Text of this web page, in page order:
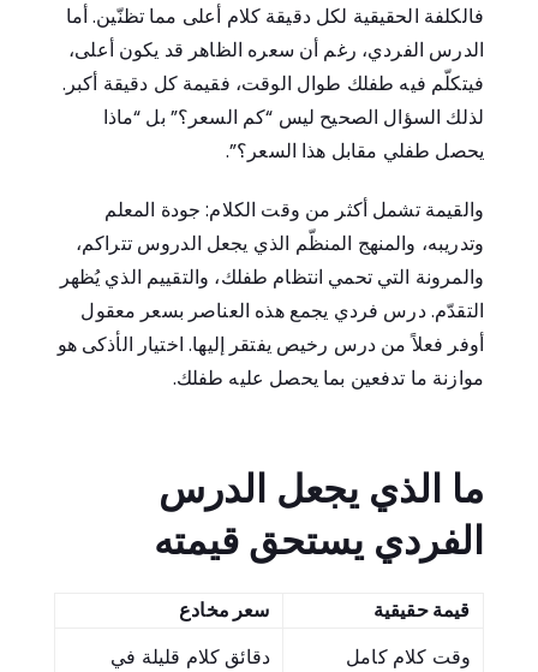
فالكلفة الحقيقية لكل دقيقة كلام أعلى مما تظنّين. أما
الدرس الفردي، رغم أن سعره الظاهر قد يكون أعلى،
فيتكلّم فيه طفلك طوال الوقت، فقيمة كل دقيقة أكبر.
لذلك السؤال الصحيح ليس “كم السعر؟” بل “ماذا
يحصل طفلي مقابل هذا السعر؟”.
والقيمة تشمل أكثر من وقت الكلام: جودة المعلم
وتدريبه، والمنهج المنظّم الذي يجعل الدروس تتراكم،
والمرونة التي تحمي انتظام طفلك، والتقييم الذي يُظهر
التقدّم. درس فردي يجمع هذه العناصر بسعر معقول
أوفر فعلاً من درس رخيص يفتقر إليها. اختيار الأذكى هو
موازنة ما تدفعين بما يحصل عليه طفلك.
ما الذي يجعل الدرس
الفردي يستحق قيمته
قيمة حقيقية
سعر مخادع
وقت كلام كامل
دقائق كلام قليلة في